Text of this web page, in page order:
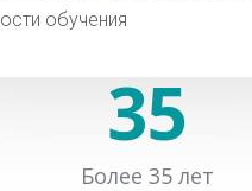
обучения
35
Более 35 лет